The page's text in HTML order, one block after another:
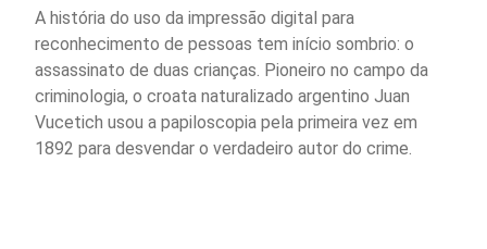
A história do uso da impressão digital para
reconhecimento de pessoas tem início sombrio: o
assassinato de duas crianças. Pioneiro no campo da
criminologia, o croata naturalizado argentino Juan
Vucetich usou a papiloscopia pela primeira vez em
1892 para desvendar o verdadeiro autor do crime.